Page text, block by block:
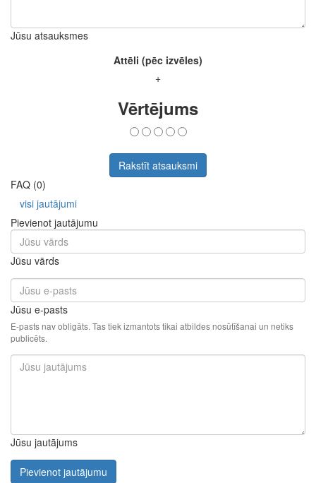
Jūsu atsauksmes
Attēli (pēc izvēles)
+
Vērtējums
Rakstīt atsauksmi
FAQ (0)
visi jautājumi
Pievienot jautājumu
Jūsu vārds
Jūsu e-pasts
E-pasts nav obligāts. Tas tiek izmantots tikai atbildes nosūtīšanai un netiks
publicēts.
Jūsu jautājums
Pievienot jautājumu